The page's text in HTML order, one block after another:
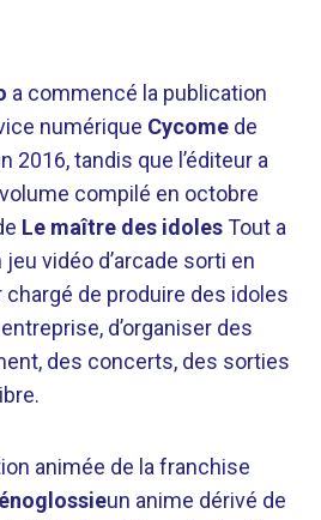
a commencé la publication
numérique Cycome de
2016, tandis que l’éditeur a
compilé en octobre
Le maître des idolesTout a
vidéo d’arcade sorti en
chargé de produire des idoles
d’organiser des
des concerts, des sorties
animée de la franchise
un anime dérivé de